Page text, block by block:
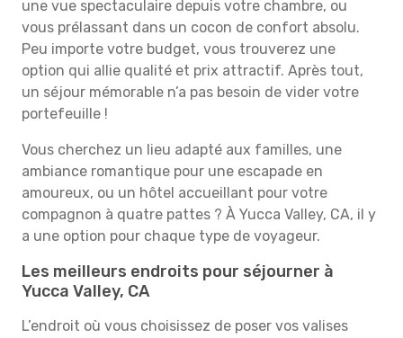
une vue spectaculaire depuis votre chambre, ou
vous prélassant dans un cocon de confort absolu.
Peu importe votre budget, vous trouverez une
option qui allie qualité et prix attractif. Après tout,
un séjour mémorable n’a pas besoin de vider votre
portefeuille !
Vous cherchez un lieu adapté aux familles, une
ambiance romantique pour une escapade en
amoureux, ou un hôtel accueillant pour votre
compagnon à quatre pattes ? À Yucca Valley, CA, il y
a une option pour chaque type de voyageur.
Les meilleurs endroits pour séjourner à
Yucca Valley, CA
L’endroit où vous choisissez de poser vos valises